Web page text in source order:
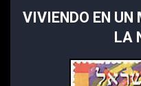
VIVIENDO EN UN
LA